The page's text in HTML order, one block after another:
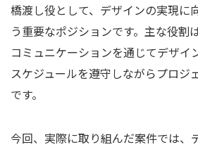
橋渡し役として、デザインの実現に
う重要なポジションです。主な役割
コミュニケーションを通じてデザイ
スケジュールを遵守しながらプロジ
です。
今回、実際に取り組んだ案件では、